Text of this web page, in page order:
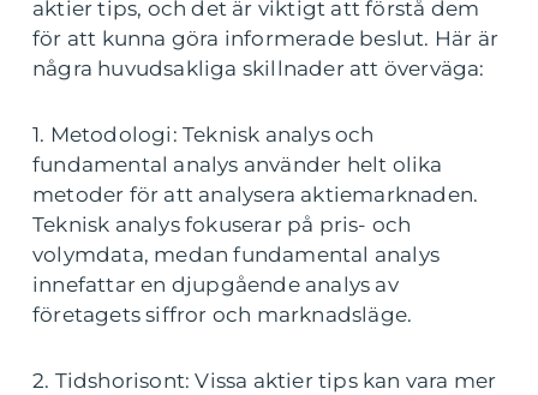
aktier tips, och det är viktigt att förstå dem
för att kunna göra informerade beslut. Här är
några huvudsakliga skillnader att överväga:
1. Metodologi: Teknisk analys och
fundamental analys använder helt olika
metoder för att analysera aktiemarknaden.
Teknisk analys fokuserar på pris- och
volymdata, medan fundamental analys
innefattar en djupgående analys av
företagets siffror och marknadsläge.
2. Tidshorisont: Vissa aktier tips kan vara mer